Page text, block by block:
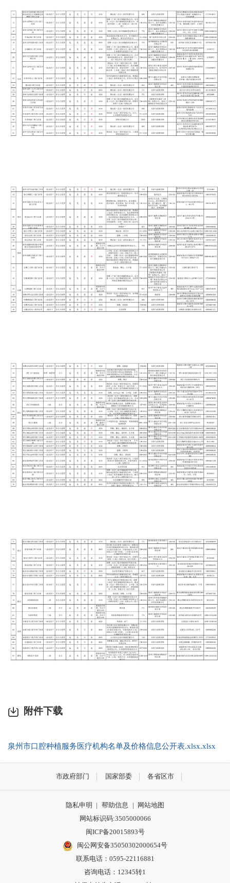
附件下载
泉州市口腔种植服务医疗机构名单及价格信息公开表.xlsx.xlsx
市政府部门 国家部委 各省区市
隐私申明 | 帮助信息 | 网站地图
网站标识码:3505000066
闽ICP备20015893号
闽公网安备35050302000654号
联系电话：0595-22116881
咨询电话：12345转1